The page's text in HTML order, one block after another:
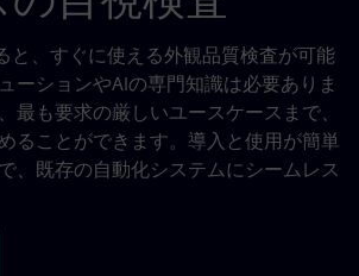
と、すぐに使える外観品質検査が可能
ーションやAIの専門知識は必要ありま
最も要求の厳しいユースケースまで、
ることができます。導入と使用が簡単
、既存の自動化システムにシームレス